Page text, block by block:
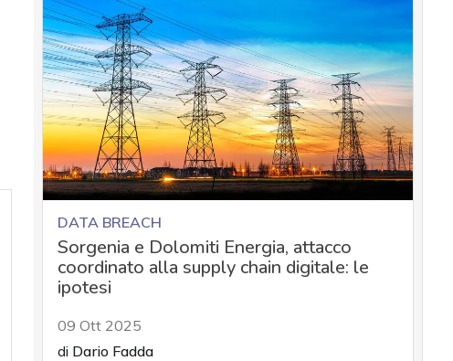
DATA BREACH
Sorgenia e Dolomiti Energia, attacco
coordinato alla supply chain digitale: le
ipotesi
09 Ott 2025
di Dario Fadda